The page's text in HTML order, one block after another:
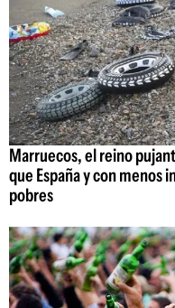
Marruecos, el reino
que España y con menos
pobres